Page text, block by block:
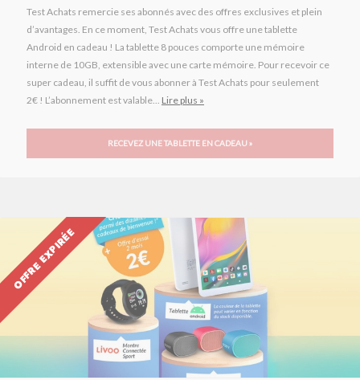
Test Achats remercie ses abonnés avec des offres exclusives et plein
d’avantages. En ce moment, Test Achats vous offre une tablette
Android en cadeau ! La tablette 8 pouces comporte une mémoire
interne de 10GB, extensible avec une carte mémoire. Pour recevoir ce
super cadeau, il suffit de vous abonner à Test Achats pour seulement
2€ ! L’abonnement est valable... Lire plus »
RECEVEZ UNE TABLETTE EN CADEAU »
OFFRE EXPIRÉE